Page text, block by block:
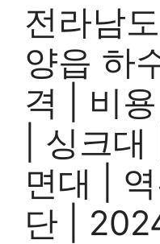
전라남
양읍 하
격 | 비
| 싱크
면대 |
단 |